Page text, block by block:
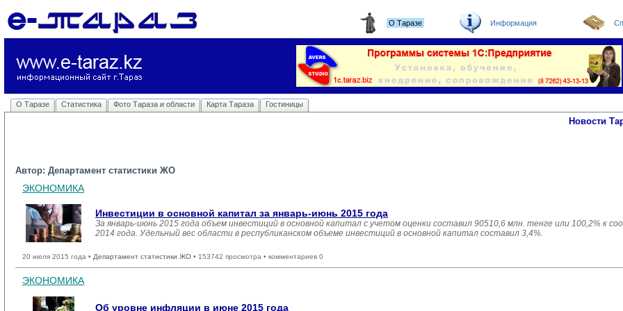
О Таразе Информация
О Таразе Статистика Фото Тараза и области Карта Тараза Гостиницы
Новости
Автор: Департамент статистики ЖО
ЭКОНОМИКА
Инвестиции в основной капитал за январь-июнь 2015 года
За январь-июнь 2015 года объем инвестиций в основной капитал с учетом оценки составил 90510,6 млн. тенге или 100,2% к
2014 года. Удельный вес области в республиканском объеме инвестиций в основной капитал составил 3,4%.
20 июля 2015 года • Департамент статистики ЖО • 153742 просмотра • комментариев 0
ЭКОНОМИКА
Об уровне инфляции в июне 2015 года